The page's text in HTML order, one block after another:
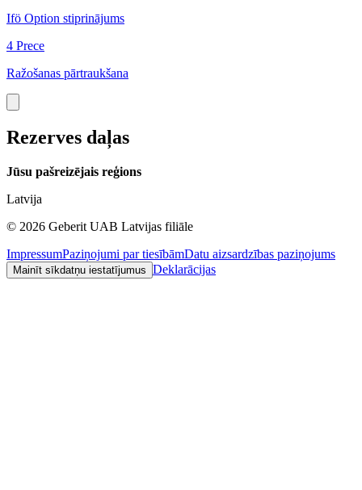
Ifö Option stiprinājums
4 Prece
Ražošanas pārtraukšana
Rezerves daļas
Jūsu pašreizējais reģions
Latvija
© 2026 Geberit UAB Latvijas filiāle
ImpressumPaziņojumi par tiesībāmDatu aizsardzības paziņojums
Mainīt sīkdatņu iestatījumus Deklarācijas